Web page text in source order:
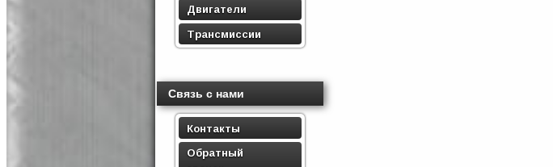
Двигатели
Трансмиссии
Связь с нами
Контакты
Обратный